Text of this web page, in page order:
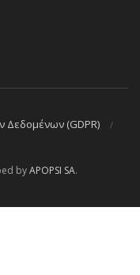
(GDPR)
byAPOPSI SA.